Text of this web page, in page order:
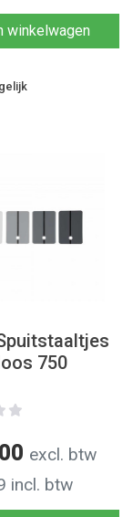
winkelwagen
750
excl. btw
incl. btw